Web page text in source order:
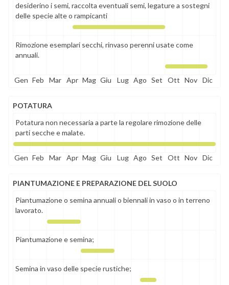
desiderino i semi, raccolta eventuali semi, legature a sostegni
delle specie alte o rampicanti
Rimozione esemplari secchi, rinvaso perenni usate come
annuali.
Gen Feb Mar Apr Mag Giu Lug Ago Set Ott Nov Dic
POTATURA
Potatura non necessaria a parte la regolare rimozione delle
parti secche e malate.
Gen Feb Mar Apr Mag Giu Lug Ago Set Ott Nov Dic
PIANTUMAZIONE E PREPARAZIONE DEL SUOLO
Piantumazione o semina annuali o biennali in vaso o in terreno
lavorato.
Piantumazione e semina;
Semina in vaso delle specie rustiche;